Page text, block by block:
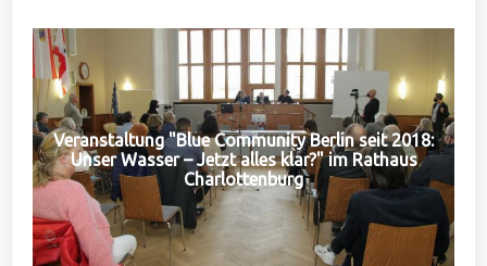
Veranstaltung "Blue Community Berlin seit 2018:
Unser Wasser – Jetzt alles klar?" im Rathaus
Charlottenburg